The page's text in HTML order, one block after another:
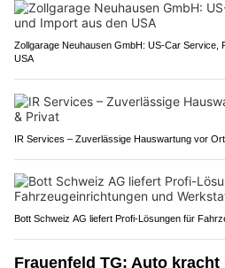
Zollgarage Neuhausen GmbH: US-Car Service,
USA
IR Services – Zuverlässige Hauswartung vor
Bott Schweiz AG liefert Profi-Lösungen für
Frauenfeld TG: Auto